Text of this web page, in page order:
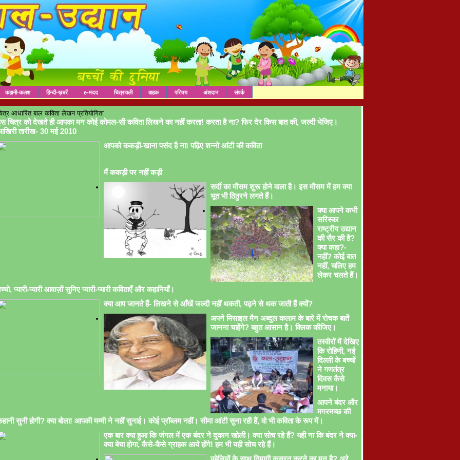
कहानी-कलश हिन्दी-ख़बरें e-मदद चित्रावली वाहक परिचय अंशदान संपर्क
आधारित बाल कविता लेखन प्रतियोगिता
चित्र को देखते ही आपका मन कोई कोमल-सी कविता लिखने का नहीं करता! करता है ना? फिर देर किस बात की, जल्दी भेजिए।
तारीख- 30 मई 2010
आपको ककड़ी-खाना पसंद है ना! पढ़िए शन्नो आंटी की कविता
मैं ककड़ी पर नहीं कड़ी
सर्दी का मौसम शुरू होने वाला है। इस मौसम में हम क्या
भूत भी ठिठुरने लगते हैं।
क्या आपने कभी
सरिस्का
राष्ट्रीय उद्यान
की सैर की है?
क्या कहा?-
नहीं? कोई बात
नहीं, चलिए हम
लेकर चलते हैं।
प्यारी-प्यारी आवाज़ों सुनिए प्यारी-प्यारी कविताएँ और कहानियाँ।
क्या आप जानते हैं- लिखने से आँखें जल्दी नहीं थकती, पढ़ने से थक जाती हैं क्यों?
अपने मिसाइल मैन अब्दुल कलाम के बारे में रोचक बातें
जानना चाहेंगे? बहुत आसान है। क्लिक कीजिए।
तस्वीरों में देखिए
कि रोहिणी, नई
दिल्ली के बच्चों
ने गणतंत्र
दिवस कैसे
मनाया।
आपने बंदर और
मगरमच्छ की
सुनी होगी? क्या बोला! आपकी मम्मी ने नहीं सुनाई। कोई प्रॉब्लम नहीं। सीमा आंटी सुना रही हैं, वो भी कविता के रूप में।
एक बार क्या हुआ कि जंगल में एक बंदर ने दुकान खोली। क्या सोच रहे हैं? यही ना कि बंदर ने क्या-
क्या बेचा होगा, कैसे-कैसे ग्राहक आये होंगे! हम भी यही सोच रहे हैं।